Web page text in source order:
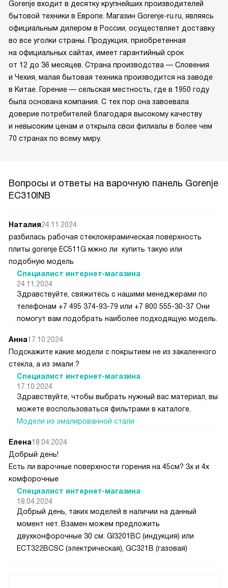
Gorenje входит в десятку крупнейших производителей
бытовой техники в Европе. Магазин Gorenje-ru.ru, являясь
официальным дилером в России, осуществляет доставку
во все уголки страны. Продукция, приобретенная
на официальных сайтах, имеет гарантийный срок
от 12 до 36 месяцев. Страна производства — Словения
и Чехия, малая бытовая техника производится на заводе
в Китае. Горение — сельская местность, где в 1950 году
была основана компания. С тех пор она завоевала
доверие потребителей благодаря высокому качеству
и невысоким ценам и открыла свои филиалы в более чем
70 странах по всему миру.
Вопросы и ответы на варочную панель Gorenje
EC310INB
Наталия24.11.2024
разбилась рабочая стеклокерамическая поверхность
плиты gorenje ЕС511G мжно ли купить такую или
подобную модель
Специалист интернет-магазина
24.11.2024
Здравствуйте, свяжитесь с нашими менеджерами по
телефонам +7 495 374-93-79 или +7 800 555-30-37 Они
помогут вам подобрать наиболее подходящую модель.
Анна17.10.2024
Подскажите какие модели с покрытием не из закаленного
стекла, а из эмали ?
Специалист интернет-магазина
17.10.2024
Здравствуйте, чтобы выбрать нужный вас материал, вы
можете воспользоваться фильтрами в каталоге.
Модели из эмалированной стали
Елена18.04.2024
Добрый день!
Есть ли варочные поверхности горения на 45см? 3х и 4х
комфорочные
Специалист интернет-магазина
18.04.2024
Добрый день, таких моделей в наличии на данный
момент нет. Взамен можем предложить
двухконфорочные 30 см: GI3201BC (индукция) или
ECT322BCSC (электрическая), GC321B (газовая)